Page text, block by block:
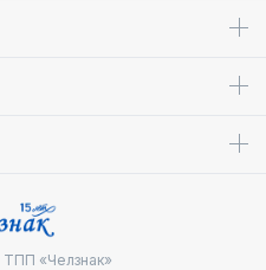
ТПП «Челзнак»